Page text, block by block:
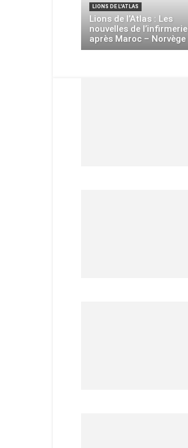
LIONS DE L'ATLAS
Lions de l’Atlas : Les
nouvelles de l’infirmerie
après Maroc – Norvège